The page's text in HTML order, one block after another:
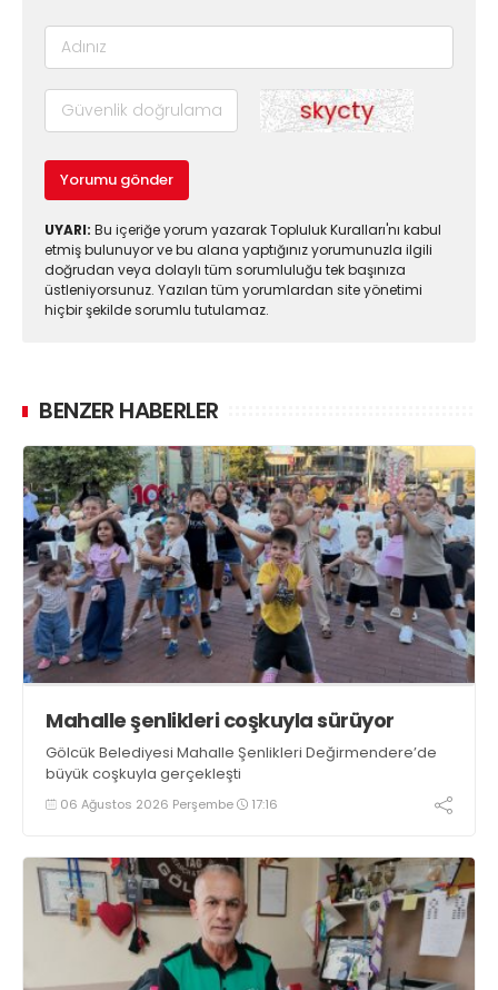
Yorumu gönder
UYARI: Bu içeriğe yorum yazarak Topluluk Kuralları'nı kabul
etmiş bulunuyor ve bu alana yaptığınız yorumunuzla ilgili
doğrudan veya dolaylı tüm sorumluluğu tek başınıza
üstleniyorsunuz. Yazılan tüm yorumlardan site yönetimi
hiçbir şekilde sorumlu tutulamaz.
BENZER HABERLER
Mahalle şenlikleri coşkuyla sürüyor
Gölcük Belediyesi Mahalle Şenlikleri Değirmendere’de
büyük coşkuyla gerçekleşti
06 Ağustos 2026 Perşembe 17:16